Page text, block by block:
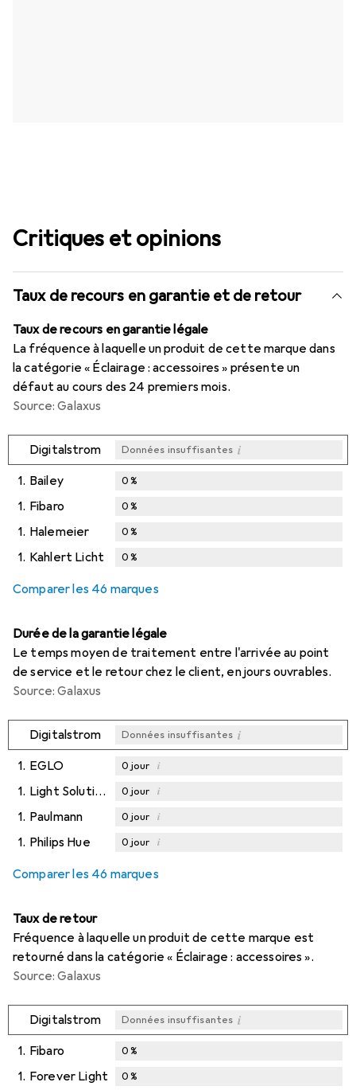
Critiques et opinions
Taux de recours en garantie et de retour
Taux de recours en garantie légale
La fréquence à laquelle un produit de cette marque dans
la catégorie « Éclairage : accessoires » présente un
défaut au cours des 24 premiers mois.
Source: Galaxus
Digitalstrom Données insuffisantes i
1. Bailey 0%
1. Fibaro 0%
1. Halemeier 0%
1. Kahlert Licht 0%
Comparer les 46 marques
Durée de la garantie légale
Le temps moyen de traitement entre l'arrivée au point
de service et le retour chez le client, en jours ouvrables.
Source: Galaxus
Digitalstrom Données insuffisantes i
1. EGLO 0 jour i
1. Light Solutions 0 jour i
1. Paulmann 0 jour i
1. Philips Hue 0 jour i
Comparer les 46 marques
Taux de retour
Fréquence à laquelle un produit de cette marque est
retourné dans la catégorie « Éclairage : accessoires ».
Source: Galaxus
Digitalstrom Données insuffisantes i
1. Fibaro 0%
1. Forever Light 0%